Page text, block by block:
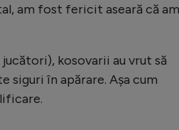
am fost fericit aseară că am
kosovarii au vrut să
siguri în apărare. Așa cum